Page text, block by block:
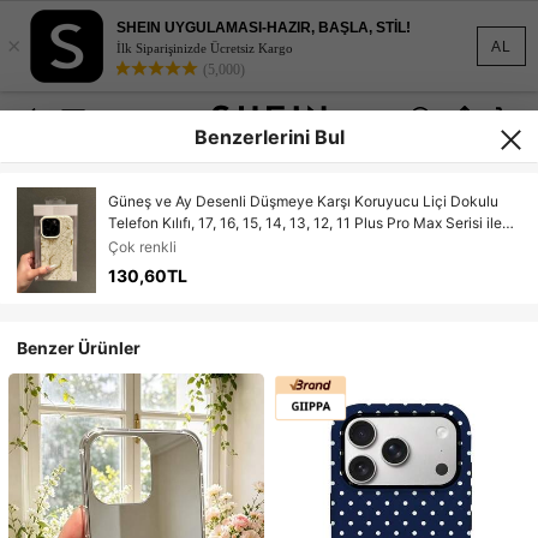
AL
×
SHEIN UYGULAMASI-HAZIR, BAŞLA, STİL!
İlk Siparişinizde Ücretsiz Kargo
(5,000)
Benzerlerini Bul
Güneş ve Ay Desenli Düşmeye Karşı Koruyucu Liçi Dokulu
Telefon Kılıfı, 17, 16, 15, 14, 13, 12, 11 Plus Pro Max Serisi ile
Uyumlu, Şık, Tam Kapsamlı, Hafif Koruma
Çok renkli
130,60TL
Benzer Ürünler